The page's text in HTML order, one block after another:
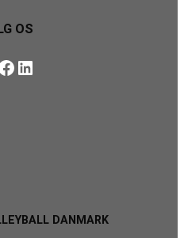
OS
LinkedIn
DANMARK